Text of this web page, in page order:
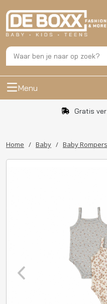
Menu
Gratis
Home / Baby / Baby Rompers